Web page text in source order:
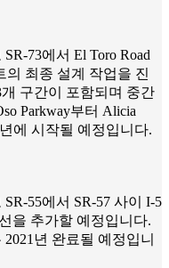
73에서 El Toro Road
의 최종 설계 작업을 진
구간이 포함되며 중간
Parkway부터 Alicia
에 시작될 예정입니다.
55에서 SR-57 사이 I-5
을 추가할 예정입니다.
년 완료될 예정입니